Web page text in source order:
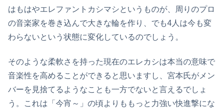
はもはやエレファントカシマシというものが、周りのプロ
の音楽家を巻き込んで大きな輪を作り、でも4人は今も変
わらないという状態に変化しているのでしょう。
そのような柔軟さを持った現在のエレカシは本当の意味で
音楽性を高めることができると思いますし、宮本氏がメン
バーを見捨てるようなことも一方でないと言えるでしょ
う。これは「今宵～」の頃よりももっと力強い快進撃にな